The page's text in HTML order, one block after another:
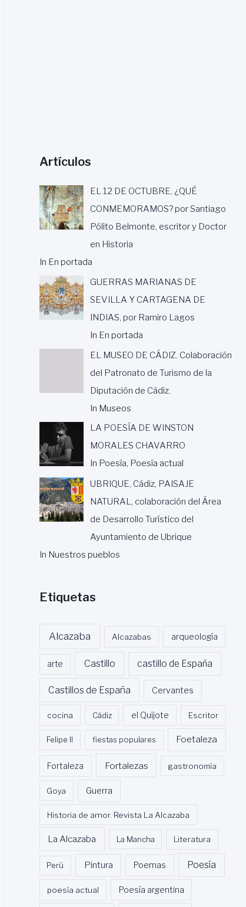
Artículos
EL 12 DE OCTUBRE, ¿QUÉ
CONMEMORAMOS? por Santiago
Pólito Belmonte, escritor y Doctor
en Historia
In En portada
GUERRAS MARIANAS DE
SEVILLA Y CARTAGENA DE
INDIAS, por Ramiro Lagos
In En portada
EL MUSEO DE CÁDIZ. Colaboración
del Patronato de Turismo de la
Diputación de Cádiz.
In Museos
LA POESÍA DE WINSTON
MORALES CHAVARRO
In Poesía, Poesía actual
UBRIQUE, Cádiz, PAISAJE
NATURAL, colaboración del Área
de Desarrollo Turístico del
Ayuntamiento de Ubrique
In Nuestros pueblos
Etiquetas
Alcazaba Alcazabas arqueología
arte Castillo castillo de España
Castillos de España Cervantes
cocina Cádiz el Quijote Escritor
Felipe II fiestas populares Foetaleza
Fortaleza Fortalezas gastronomía
Goya Guerra
Historia de amor. Revista La Alcazaba
La Alcazaba La Mancha Literatura
Perú Pintura Poemas Poesía
poesía actual Poesía argentina